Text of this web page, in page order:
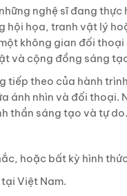
nghệ sĩ đang
họa, tranh vật lý
không gian đối
và cộng đồng sáng
tiếp theo của hành
ánh nhìn và đối thoại.
thần sáng tạo và tự do.
hoặc bất kỳ hình
Việt Nam.